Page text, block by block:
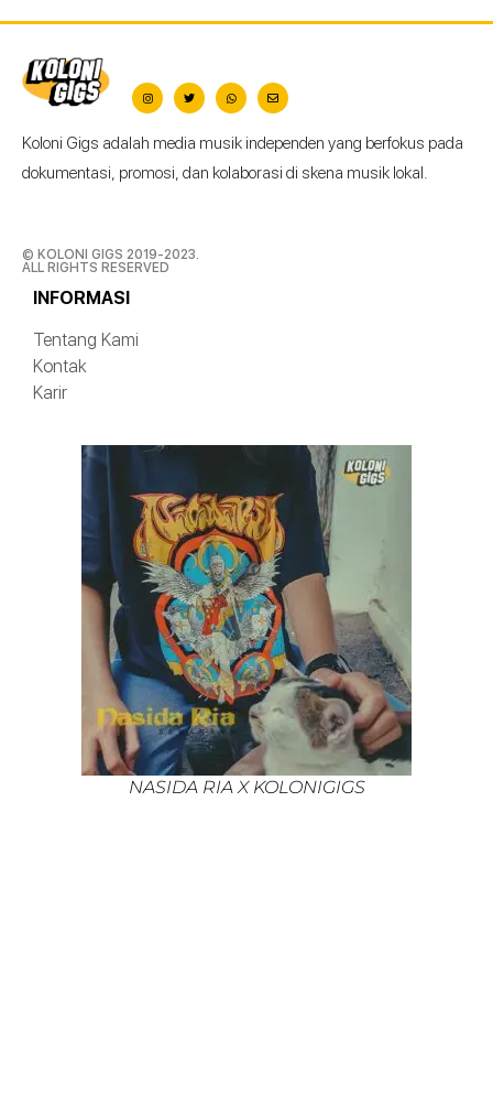
Koloni Gigs adalah media musik independen yang berfokus pada
dokumentasi, promosi, dan kolaborasi di skena musik lokal.
© KOLONI GIGS 2019-2023.
ALL RIGHTS RESERVED
INFORMASI
Tentang Kami
Kontak
Karir
NASIDA RIA X KOLONIGIGS